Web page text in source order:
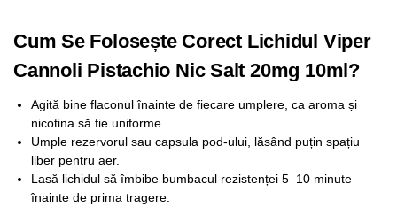
Cum Se Folosește Corect Lichidul Viper
Cannoli Pistachio Nic Salt 20mg 10ml?
Agită bine flaconul înainte de fiecare umplere, ca aroma și
nicotina să fie uniforme.
Umple rezervorul sau capsula pod-ului, lăsând puțin spațiu
liber pentru aer.
Lasă lichidul să îmbibe bumbacul rezistenței 5–10 minute
înainte de prima tragere.